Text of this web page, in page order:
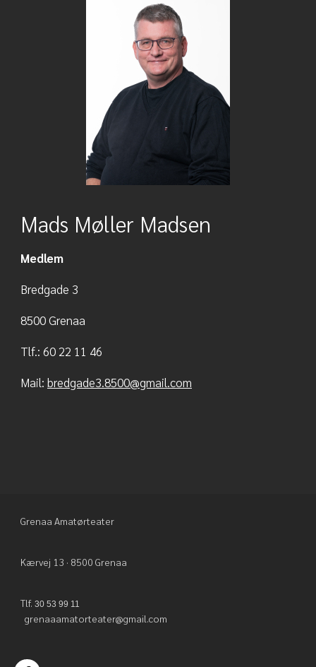
Mads Møller Madsen
Medlem
Bredgade 3
8500 Grenaa
Tlf.: 60 22 11 46
Mail: bredgade3.8500@gmail.com
Grenaa Amatørteater
Kærvej 13 · 8500 Grenaa
Tlf. 30 53 99 11
grenaaamatorteater@gmail.com